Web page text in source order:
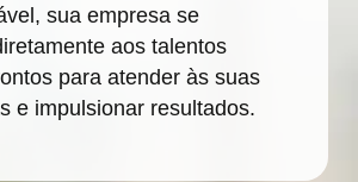
sua empresa se
aos talentos
para atender às suas
e impulsionar resultados.